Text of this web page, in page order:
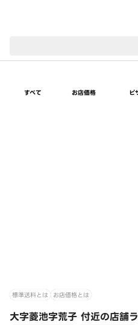
すべて お店価格 ピ
標準送料とは お店価格とは
大字菱池字荒子 付近の店舗